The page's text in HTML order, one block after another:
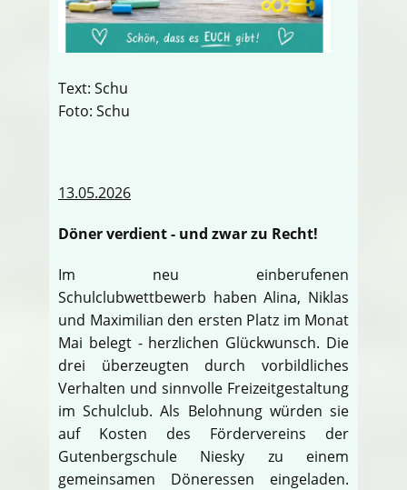
Text: Schu
Foto: Schu
13.05.2026
Döner verdient - und zwar zu Recht!
Im neu einberufenen
Schulclubwettbewerb haben Alina, Niklas
und Maximilian den ersten Platz im Monat
Mai belegt - herzlichen Glückwunsch. Die
drei überzeugten durch vorbildliches
Verhalten und sinnvolle Freizeitgestaltung
im Schulclub. Als Belohnung würden sie
auf Kosten des Fördervereins der
Gutenbergschule Niesky zu einem
gemeinsamen Döneressen eingeladen.